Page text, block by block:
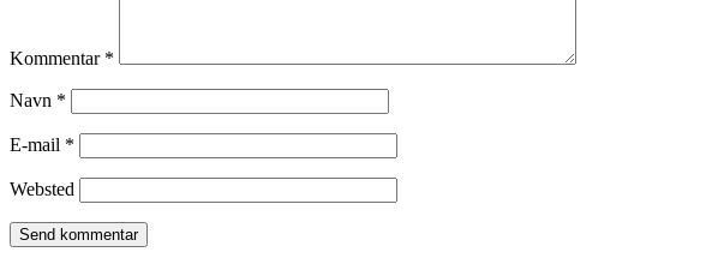
Kommentar *
Navn *
E-mail *
Websted